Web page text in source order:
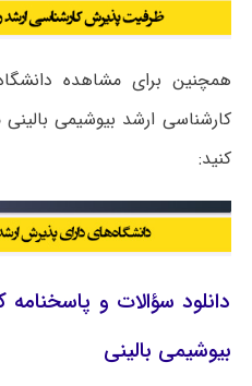
همچنین برای مشاهده
کارشناسی ارشد بیوشیمی
کنید:
دانلود سؤالات و
بیوشیمی بالینی